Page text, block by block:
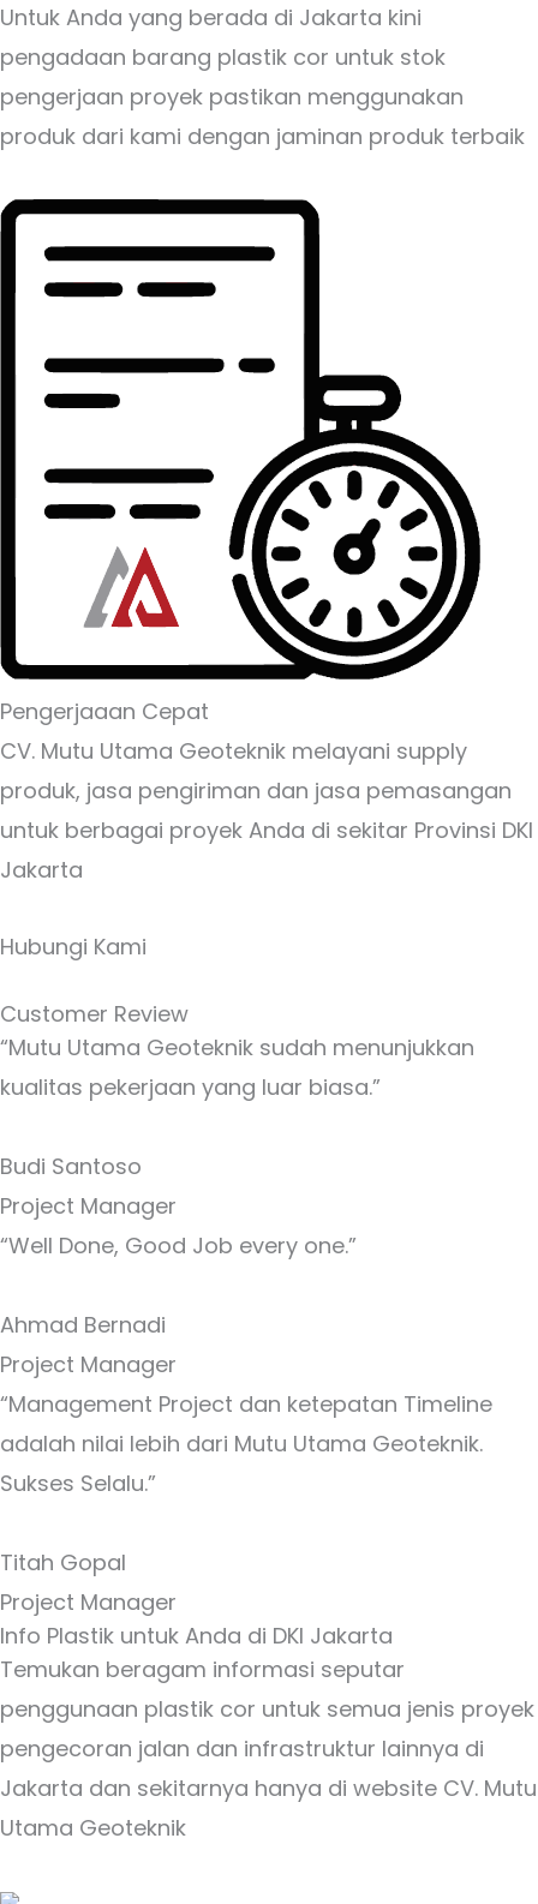
Untuk Anda yang berada di Jakarta kini
pengadaan barang plastik cor untuk stok
pengerjaan proyek pastikan menggunakan
produk dari kami dengan jaminan produk terbaik
Pengerjaaan Cepat
CV. Mutu Utama Geoteknik melayani supply
produk, jasa pengiriman dan jasa pemasangan
untuk berbagai proyek Anda di sekitar Provinsi DKI
Jakarta
Hubungi Kami
Customer Review
“Mutu Utama Geoteknik sudah menunjukkan
kualitas pekerjaan yang luar biasa.”
Budi Santoso
Project Manager
“Well Done, Good Job every one.”
Ahmad Bernadi
Project Manager
“Management Project dan ketepatan Timeline
adalah nilai lebih dari Mutu Utama Geoteknik.
Sukses Selalu.”
Titah Gopal
Project Manager
Info Plastik untuk Anda di DKI Jakarta
Temukan beragam informasi seputar
penggunaan plastik cor untuk semua jenis proyek
pengecoran jalan dan infrastruktur lainnya di
Jakarta dan sekitarnya hanya di website CV. Mutu
Utama Geoteknik